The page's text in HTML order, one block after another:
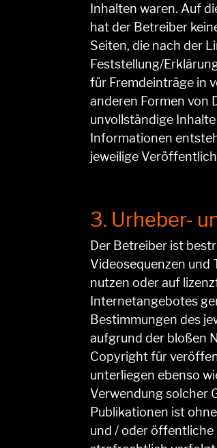
Inhalten waren. Auf
hat der Betreiber
Seiten, die nach der
Feststellung/
für Fremdeinträge in
anderen Formen von
unvollständige
Informationen
jeweilige
3. Urheber-
Der Betreiber ist
Videosequenzen und
nutzen oder auf
Internetangebotes
Bestimmungen des
aufgrund der bloßen
Copyright für
unterliegen ebenso
Verwendung solcher
Publikationen ist
und / oder öffentliche